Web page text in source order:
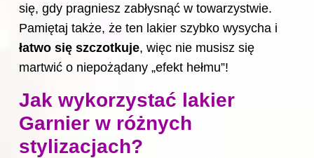
się, gdy pragniesz zabłysnąć w towarzystwie.
Pamiętaj także, że ten lakier szybko wysycha i
łatwo się szczotkuje, więc nie musisz się
martwić o niepożądany „efekt hełmu”!
Jak wykorzystać lakier
Garnier w różnych
stylizacjach?